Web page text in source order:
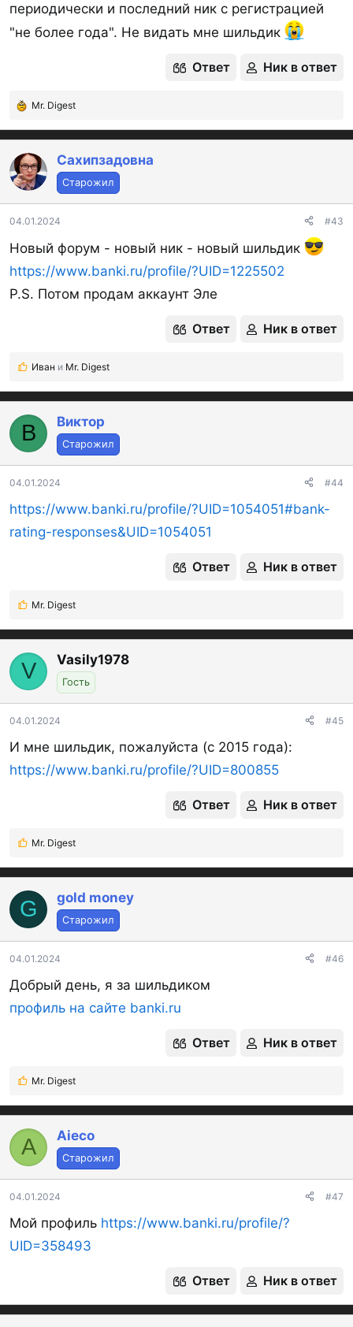
периодически и последний ник с регистрацией
"не более года". Не видать мне шильдик
Ответ Ник в ответ
Р
а
к
ц
и
и
Mr. Digest
Сахипзадовна
Старожил
04.01.2024 #43
Новый форум - новый ник - новый шильдик
https://www.banki.ru/profile/?UID=1225502
P.S. Потом продам аккаунт Эле
Ответ Ник в ответ
Р
а
к
и
и
Иван и Mr. Digest
В Виктор
Старожил
04.01.2024 #44
https://www.banki.ru/profile/?UID=1054051#bank-
rating-responses&UID=1054051
Ответ Ник в ответ
Р
а
к
и
и
Mr. Digest
V Vasily1978
Гость
04.01.2024 #45
И мне шильдик, пожалуйста (с 2015 года):
https://www.banki.ru/profile/?UID=800855
Ответ Ник в ответ
Р
а
к
ц
и
и
Mr. Digest
G gold money
Старожил
04.01.2024 #46
Добрый день, я за шильдиком
профиль на сайте banki.ru
Ответ Ник в ответ
Р
а
к
и
и
Mr. Digest
A Aieco
Старожил
04.01.2024 #47
Мой профиль https://www.banki.ru/profile/?
UID=358493
Ответ Ник в ответ